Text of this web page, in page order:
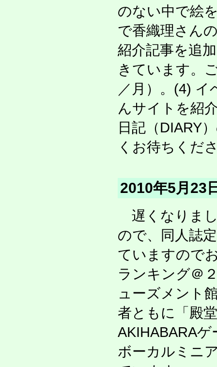
のない中で絵
で香織理さん
紹介記事を追
きています。
／月）。(4)
んサイトを紹
日記（DIARY
くお待ちくだ
2010年5月23
遅くなりま
ので、同人誌
ていますので
ランキング＠
ューズメント
者ともに「殿
AKIHABARA
ボーカルミニ